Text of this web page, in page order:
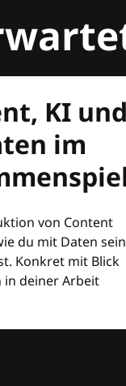
KI und
im
von Content
du mit Daten
Konkret mit Blick
in deiner Arbeit